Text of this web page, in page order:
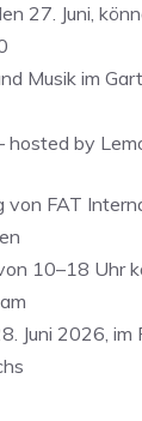
27. Juni,
Musik im
by
von FAT
10–18 Uhr
Juni 2026, im